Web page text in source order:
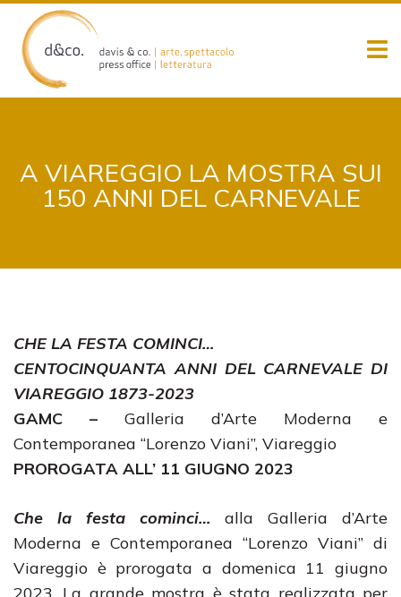
content
A VIAREGGIO LA MOSTRA SUI
150 ANNI DEL CARNEVALE
CHE LA FESTA COMINCI…
CENTOCINQUANTA ANNI DEL CARNEVALE DI
VIAREGGIO 1873-2023
GAMC – Galleria d’Arte Moderna e
Contemporanea “Lorenzo Viani”, Viareggio
PROROGATA ALL’ 11 GIUGNO 2023
Che la festa cominci…
alla Galleria d’Arte
Moderna e Contemporanea “Lorenzo Viani” di
Viareggio è prorogata a domenica 11 giugno